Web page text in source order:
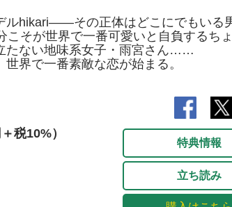
ルhikari――その正体はどこにでもいる
こそが世界で一番可愛いと自負するち
たない地味系女子・雨宮さん……
界で一番素敵な恋が始まる。
税10%）
特典情報
立ち読み